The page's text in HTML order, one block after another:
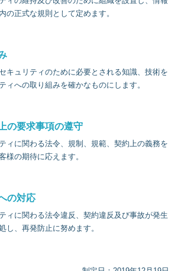
の正式な規則として定めます。
キュリティのために必要とされる知識、技術を
ィへの取り組みを確かなものにします。
の要求事項の遵守
ィに関わる法令、規制、規範、契約上の義務を
様の期待に応えます。
の対応
ィに関わる法令違反、契約違反及び事故が発生
し、再発防止に努めます。